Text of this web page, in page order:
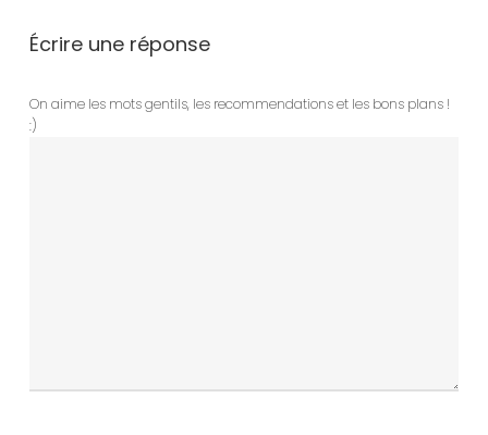
Écrire une réponse
On aime les mots gentils, les recommendations et les bons plans !
:)